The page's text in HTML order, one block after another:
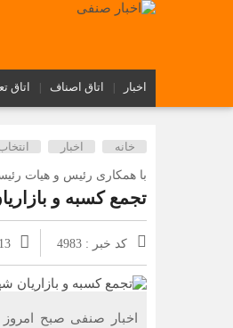
اخبار اتاق اصناف اتاق
خانه اخبار
با همکاری رئیس و هیات
تجمع کسبه و
کد خبر : 4983 13 آوریل 2025 - 14:58
اخبار صنفی صبح